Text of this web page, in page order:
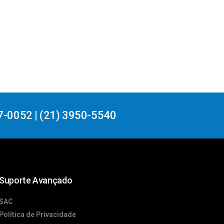
0052 | (21) 3950-5540
Avançado
de Privacidade